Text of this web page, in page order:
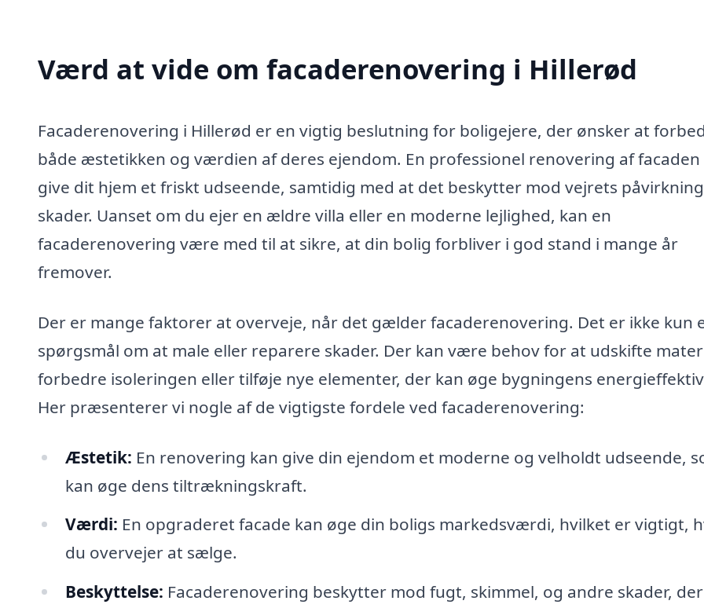
Værd at vide om facaderenovering i Hillerød
Facaderenovering i Hillerød er en vigtig beslutning for boligejere, der ønsker at
både æstetikken og værdien af deres ejendom. En professionel renovering af facaden
give dit hjem et friskt udseende, samtidig med at det beskytter mod vejrets
skader. Uanset om du ejer en ældre villa eller en moderne lejlighed, kan en
facaderenovering være med til at sikre, at din bolig forbliver i god stand i mange år
fremover.
Der er mange faktorer at overveje, når det gælder facaderenovering. Det er ikke kun
spørgsmål om at male eller reparere skader. Der kan være behov for at udskifte
forbedre isoleringen eller tilføje nye elementer, der kan øge bygningens
Her præsenterer vi nogle af de vigtigste fordele ved facaderenovering:
Æstetik: En renovering kan give din ejendom et moderne og velholdt udseende,
kan øge dens tiltrækningskraft.
Værdi: En opgraderet facade kan øge din boligs markedsværdi, hvilket er vigtigt,
du overvejer at sælge.
Beskyttelse: Facaderenovering beskytter mod fugt, skimmel, og andre skader,